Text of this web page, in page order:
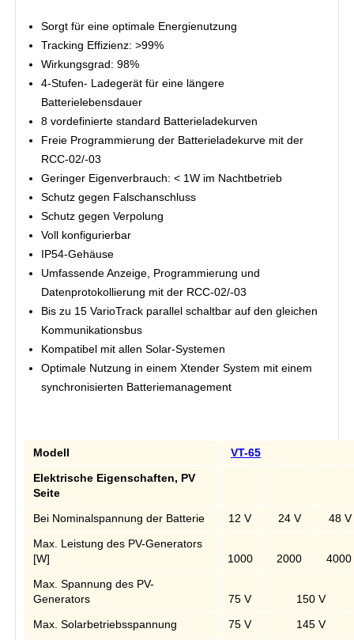
Sorgt für eine optimale Energienutzung
Tracking Effizienz: >99%
Wirkungsgrad: 98%
4-Stufen- Ladegerät für eine längere
Batterielebensdauer
8 vordefinierte standard Batterieladekurven
Freie Programmierung der Batterieladekurve mit der
RCC-02/-03
Geringer Eigenverbrauch: < 1W im Nachtbetrieb
Schutz gegen Falschanschluss
Schutz gegen Verpolung
Voll konfigurierbar
IP54-Gehäuse
Umfassende Anzeige, Programmierung und
Datenprotokollierung mit der RCC-02/-03
Bis zu 15 VarioTrack parallel schaltbar auf den gleichen
Kommunikationsbus
Kompatibel mit allen Solar-Systemen
Optimale Nutzung in einem Xtender System mit einem
synchronisierten Batteriemanagement
Modell
VT-65
Elektrische Eigenschaften, PV
Seite
Bei Nominalspannung der Batterie
12 V 24 V
48 V
Max. Leistung des PV-Generators
[W]
1000 2000
4000
Max. Spannung des PV-
Generators
75 V
150 V
Max. Solarbetriebsspannung
75 V 145 V